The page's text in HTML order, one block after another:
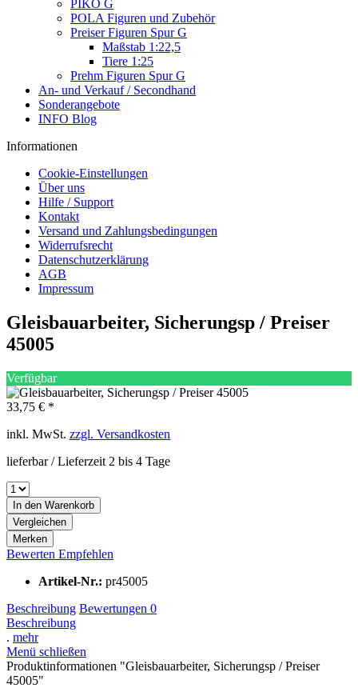
PIKO G
POLA Figuren und Zubehör
Preiser Figuren Spur G
Maßstab 1:22,5
Tiere 1:25
Prehm Figuren Spur G
An- und Verkauf / Secondhand
Sonderangebote
INFO Blog
Informationen
Cookie-Einstellungen
Über uns
Hilfe / Support
Kontakt
Versand und Zahlungsbedingungen
Widerrufsrecht
Datenschutzerklärung
AGB
Impressum
Gleisbauarbeiter, Sicherungsp / Preiser
45005
Verfügbar
33,75 € *
inkl. MwSt. zzgl. Versandkosten
lieferbar / Lieferzeit 2 bis 4 Tage
In den Warenkorb
Vergleichen
Merken
Bewerten Empfehlen
Artikel-Nr.: pr45005
Beschreibung Bewertungen 0
Beschreibung
. mehr
Menü schließen
Produktinformationen "Gleisbauarbeiter, Sicherungsp / Preiser
45005"